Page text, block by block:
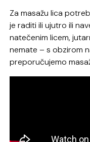
Za masažu lica
je raditi ili ujutro ili
natečenim licem,
nemate – s obzirom
preporučujemo